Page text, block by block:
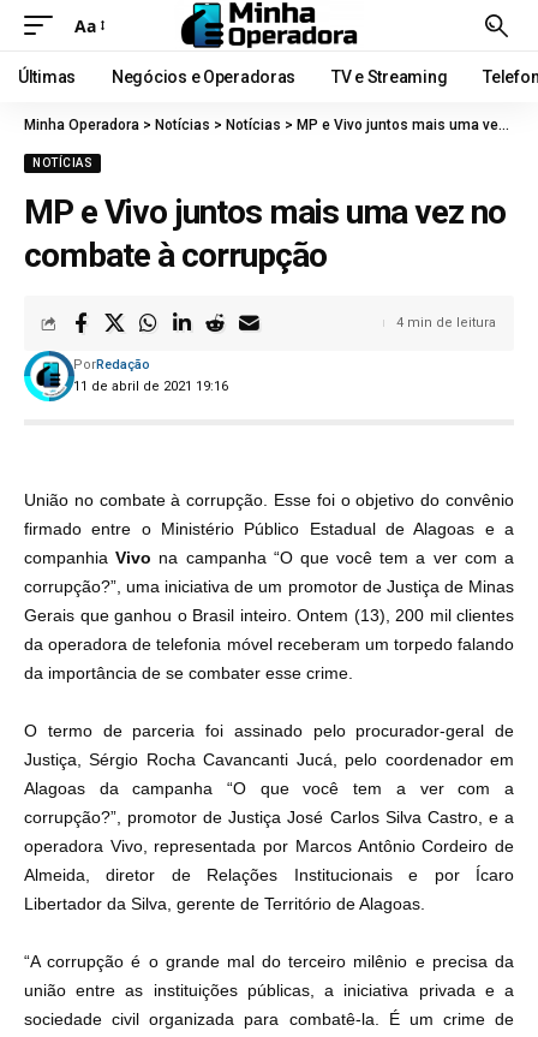
Aa
Últimas Negócios e Operadoras TV e Streaming
Minha Operadora > Notícias > Notícias > MP e Vivo juntos mais uma vez no combate à corrupção
NOTÍCIAS
MP e Vivo juntos mais uma vez no
combate à corrupção
11 de abril de 2021 19:16
PorRedação
4 min de leitura
União no combate à corrupção. Esse foi o objetivo do convênio
firmado entre o Ministério Público Estadual de Alagoas e a
companhiaVivo na campanha “O que você tem a ver com a
corrupção?”, uma iniciativa de um promotor de Justiça de Minas
Gerais que ganhou o Brasil inteiro. Ontem (13), 200 mil clientes
da operadora de telefonia móvel receberam um torpedo falando
da importância de se combater esse crime.
O termo de parceria foi assinado pelo procurador-geral de
Justiça, Sérgio Rocha Cavancanti Jucá, pelo coordenador em
Alagoas da campanha “O que você tem a ver com a
corrupção?”, promotor de Justiça José Carlos Silva Castro, e a
operadora Vivo, representada por Marcos Antônio Cordeiro de
Almeida, diretor de Relações Institucionais e por Ícaro
Libertador da Silva, gerente de Território de Alagoas.
“A corrupção é o grande mal do terceiro milênio e precisa da
união entre as instituições públicas, a iniciativa privada e a
sociedade civil organizada para combatê-la. É um crime de